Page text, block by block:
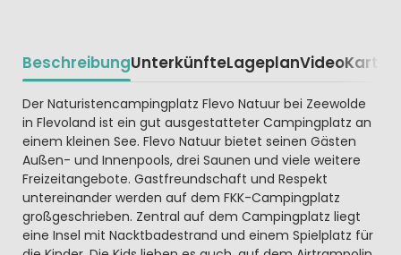
BeschreibungUnterkünfteLageplanVideoKarte
Beschrijving
Der Naturistencampingplatz Flevo Natuur bei Zeewolde
in Flevoland ist ein gut ausgestatteter Campingplatz an
einem kleinen See. Flevo Natuur bietet seinen Gästen
Außen- und Innenpools, drei Saunen und viele weitere
Freizeitangebote. Gastfreundschaft und Respekt
untereinander werden auf dem FKK-Campingplatz
großgeschrieben. Zentral auf dem Campingplatz liegt
eine Insel mit Nacktbadestrand und einem Spielplatz für